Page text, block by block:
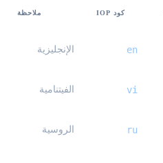
كود IOP ملاحظة
en الإنجليزية
vi الفيتنامية
ru الروسية